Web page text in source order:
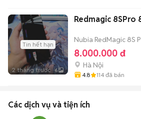
Tin hết hạn
2 tháng trước 6
Redmagic 8SPro
Nubia RedMagic 8S
8.000.000 đ
Hà Nội
4.8 114 đã bán
Các dịch vụ và tiện ích